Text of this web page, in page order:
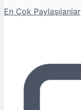
En Çok Paylaşılanlar